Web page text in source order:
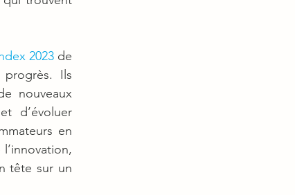
2023 de
Ils
nouveaux
d’évoluer
en
tête sur un